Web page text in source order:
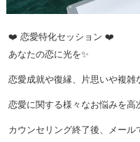
❤️ 恋愛特化セッション ❤️
あなたの恋に光を✨
恋愛成就や復縁、片思いや複雑
恋愛に関する様々なお悩みを高
カウンセリング終了後、メール